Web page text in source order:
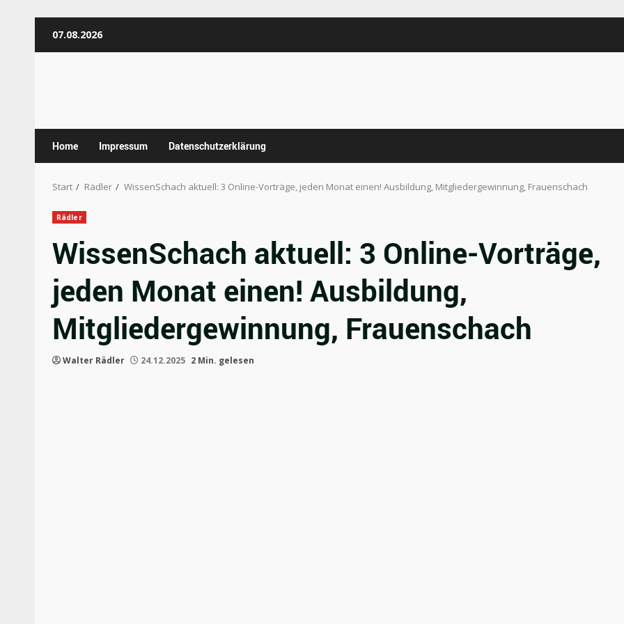
Inhalt07.08.2026
Home Impressum Datenschutzerklärung
Start Rädler WissenSchach aktuell: 3 Online-Vorträge, jeden Monat einen! Ausbildung, Mitgliedergewinnung, Frauenschach
Rädler
WissenSchach aktuell: 3 Online-Vorträge,
jeden Monat einen! Ausbildung,
Mitgliedergewinnung, Frauenschach
Walter Rädler 24.12.2025 2 Min. gelesen